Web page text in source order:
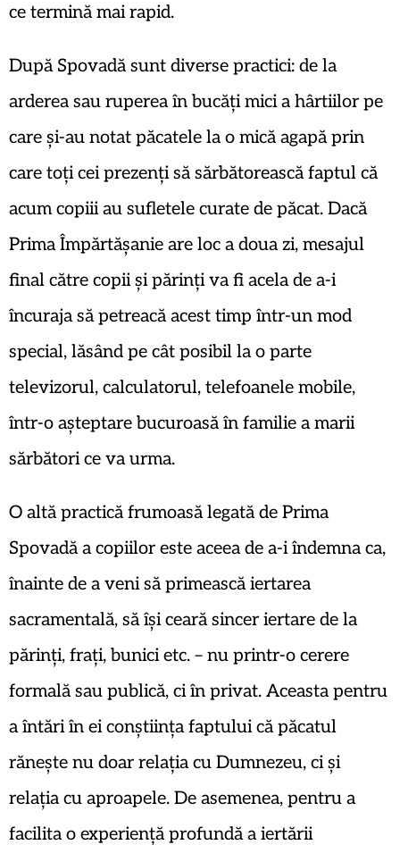
ce termină mai rapid.
După Spovadă sunt diverse practici: de la
arderea sau ruperea în bucăți mici a hârtiilor pe
care și-au notat păcatele la o mică agapă prin
care toți cei prezenți să sărbătorească faptul că
acum copiii au sufletele curate de păcat. Dacă
Prima Împărtășanie are loc a doua zi, mesajul
final către copii și părinți va fi acela de a-i
încuraja să petreacă acest timp într-un mod
special, lăsând pe cât posibil la o parte
televizorul, calculatorul, telefoanele mobile,
într-o așteptare bucuroasă în familie a marii
sărbători ce va urma.
O altă practică frumoasă legată de Prima
Spovadă a copiilor este aceea de a-i îndemna ca,
înainte de a veni să primească iertarea
sacramentală, să își ceară sincer iertare de la
părinți, frați, bunici etc. – nu printr-o cerere
formală sau publică, ci în privat. Aceasta pentru
a întări în ei conștiința faptului că păcatul
rănește nu doar relația cu Dumnezeu, ci și
relația cu aproapele. De asemenea, pentru a
facilita o experiență profundă a iertării